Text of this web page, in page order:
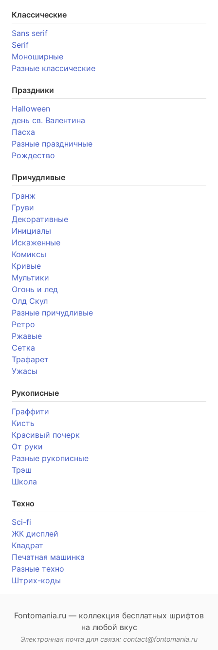
Классические
Sans serif
Serif
Моноширные
Разные классические
Праздники
Halloween
день св. Валентина
Пасха
Разные праздничные
Рождество
Причудливые
Гранж
Груви
Декоративные
Инициалы
Искаженные
Комиксы
Кривые
Мультики
Огонь и лед
Олд Скул
Разные причудливые
Ретро
Ржавые
Сетка
Трафарет
Ужасы
Рукописные
Граффити
Кисть
Красивый почерк
От руки
Разные рукописные
Трэш
Школа
Техно
Sci-fi
ЖК дисплей
Квадрат
Печатная машинка
Разные техно
Штрих-коды
Fontomania.ru — коллекция бесплатных шрифтов
на любой вкус
Электронная почта для связи: contact@fontomania.ru